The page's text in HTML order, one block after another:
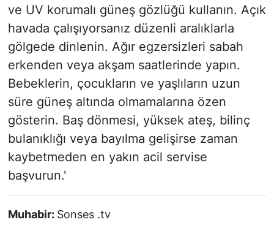
ve UV korumalı güneş gözlüğü kullanın. Açık
havada çalışıyorsanız düzenli aralıklarla
gölgede dinlenin. Ağır egzersizleri sabah
erkenden veya akşam saatlerinde yapın.
Bebeklerin, çocukların ve yaşlıların uzun
süre güneş altında olmamalarına özen
gösterin. Baş dönmesi, yüksek ateş, bilinç
bulanıklığı veya bayılma gelişirse zaman
kaybetmeden en yakın acil servise
başvurun.'
Muhabir: Sonses .tv